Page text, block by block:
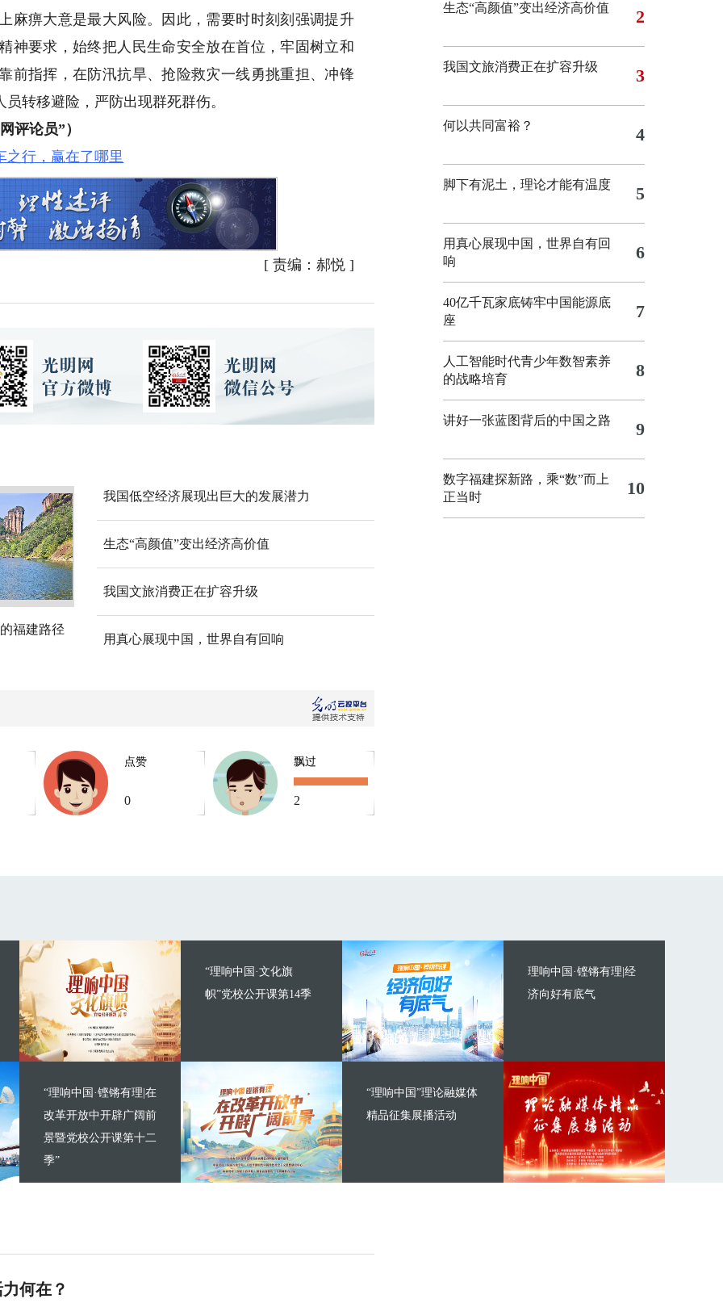
痹大意是最大风险。因此，需要时时刻刻强调提升
神要求，始终把人民生命安全放在首位，牢固树立和
前指挥，在防汛抗旱、抢险救灾一线勇挑重担、冲锋
转移避险，严防出现群死群伤。
论员”）
之行，赢在了哪里
[ 责编：郝悦 ]
福建路径
我国低空经济展现出巨大的发展潜力
生态“高颜值”变出经济高价值
我国文旅消费正在扩容升级
用真心展现中国，世界自有回响
点赞
0
飘过
2
生态“高颜值”变出经济高价值 2
我国文旅消费正在扩容升级 3
何以共同富裕？ 4
脚下有泥土，理论才能有温度 5
用真心展现中国，世界自有回
响
6
40亿千瓦家底铸牢中国能源底
座
7
人工智能时代青少年数智素养
的战略培育
8
讲好一张蓝图背后的中国之路 9
数字福建探新路，乘“数”而上
正当时
10
“理响中国·文化旗
帜”党校公开课第14季
“理响中国·铿锵有理|在
改革开放中开辟广阔前
景暨党校公开课第十二
季”
理响中国·铿锵有理|经
济向好有底气
“理响中国”理论融媒体
精品征集展播活动
何在？